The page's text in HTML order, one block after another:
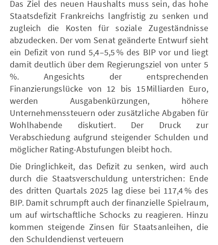
Das Ziel des neuen Haushalts muss sein, das hohe
Staatsdefizit Frankreichs langfristig zu senken und
zugleich die Kosten für soziale Zugeständnisse
abzudecken. Der vom Senat geänderte Entwurf sieht
ein Defizit von rund 5,4–5,5 % des BIP vor und liegt
damit deutlich über dem Regierungsziel von unter 5
%. Angesichts der entsprechenden
Finanzierungslücke von 12 bis 15 Milliarden Euro,
werden Ausgabenkürzungen, höhere
Unternehmenssteuern oder zusätzliche Abgaben für
Wohlhabende diskutiert. Der Druck zur
Verabschiedung aufgrund steigender Schulden und
möglicher Rating-Abstufungen bleibt hoch.
Die Dringlichkeit, das Defizit zu senken, wird auch
durch die Staatsverschuldung unterstrichen: Ende
des dritten Quartals 2025 lag diese bei 117,4 % des
BIP. Damit schrumpft auch der finanzielle Spielraum,
um auf wirtschaftliche Schocks zu reagieren. Hinzu
kommen steigende Zinsen für Staatsanleihen, die
den Schuldendienst verteuern